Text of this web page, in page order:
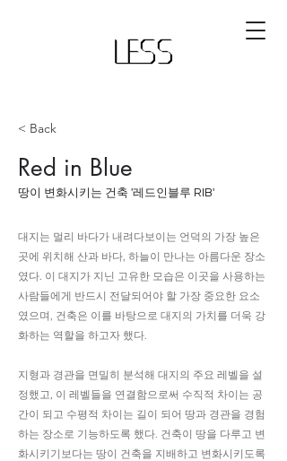
< Back
Red in Blue
​땅이 변화시키는 건축 '레드인블루 RIB'
대지는 멀리 바다가 내려다보이는 언덕의 가장 높은
곳에 위치해 산과 바다, 하늘이 만나는 아름다운 장소
였다. 이 대지가 지닌 고유한 모습은 이곳을 사용하는
사람들에게 반드시 전달되어야 할 가장 중요한 요소
였으며, 건축은 이를 바탕으로 대지의 가치를 더욱 강
화하는 역할을 하고자 했다.
지형과 경관을 면밀히 분석해 대지의 주요 레벨을 설
정했고, 이 레벨들을 연결함으로써 수직적 차이는 공
간이 되고 수평적 차이는 길이 되어 땅과 경관을 경험
하는 장소로 기능하도록 했다. 건축이 땅을 다루고 변
화시키기보다는 땅이 건축을 지배하고 변화시키도록